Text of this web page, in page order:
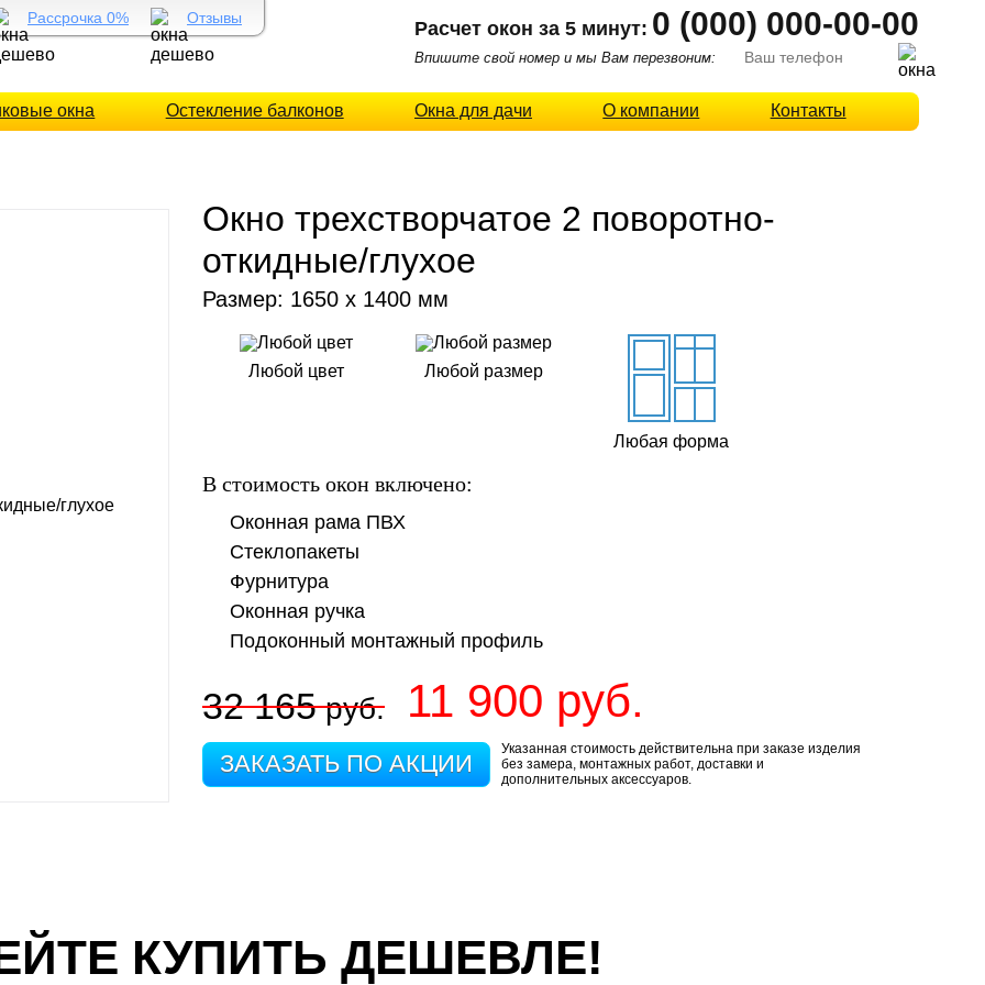
Рассрочка 0% Отзывы Расчет окон за 5 минут: 0 (000) 000-00-00
Впишите свой номер и мы Вам перезвоним:
окна Остекление балконов Окна для дачи О компании Контакты
Окно трехстворчатое 2 поворотно-
откидные/глухое
Размер: 1650 х 1400 мм
Любой цвет Любой размер
Любая форма
В стоимость окон включено:
Оконная рама ПВХ
Стеклопакеты
Фурнитура
Оконная ручка
Подоконный монтажный профиль
32 165руб. 11 900 руб.
ЗАКАЗАТЬ ПО АКЦИИ
Указанная стоимость действительна при заказе изделия
без замера, монтажных работ, доставки и
дополнительных аксессуаров.
КУПИТЬ ДЕШЕВЛЕ!